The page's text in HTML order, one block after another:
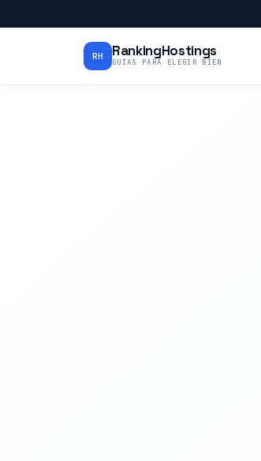
RH RankingHostings
GUÍAS PARA ELEGIR BIEN